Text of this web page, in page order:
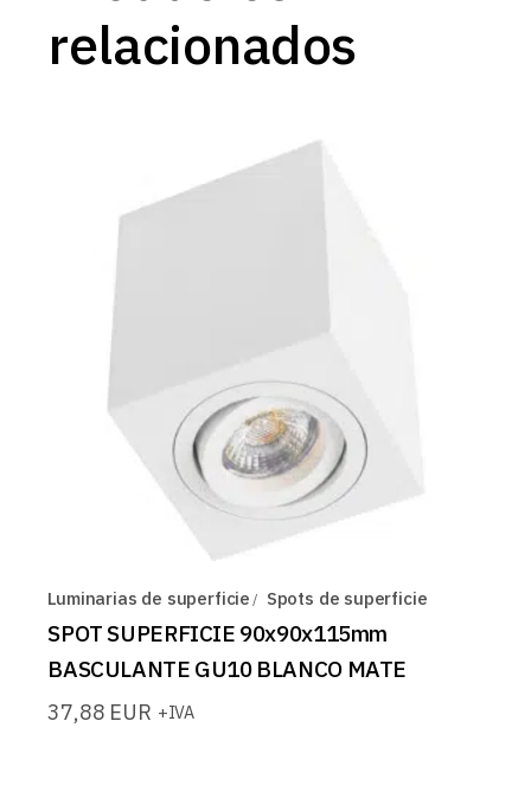
relacionados
Luminarias de superficie Spots de superficie
SPOT SUPERFICIE 90x90x115mm
BASCULANTE GU10 BLANCO MATE
37,88 EUR +IVA